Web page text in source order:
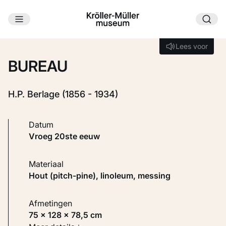
Ga naar hoofdinhoud
Lees voor
Lees voor
BUREAU
H.P. Berlage (1856 - 1934)
Datum
vroeg 20ste eeuw
Materiaal
Hout (pitch-pine), linoleum, messing
Afmetingen
75 × 128 × 78,5 cm